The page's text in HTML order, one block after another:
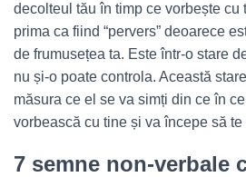
decolteul tău în timp ce vorbește cu
prima ca fiind “pervers” deoarece
de frumusețea ta. Este într-o stare
nu și-o poate controla. Această
măsura ce el se va simți din ce în
vorbească cu tine și va începe să
7 semne non-verbale